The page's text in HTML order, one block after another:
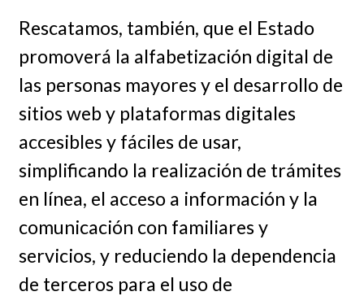
Rescatamos, también, que el Estado
promoverá la alfabetización digital de
las personas mayores y el desarrollo de
sitios web y plataformas digitales
accesibles y fáciles de usar,
simplificando la realización de trámites
en línea, el acceso a información y la
comunicación con familiares y
servicios, y reduciendo la dependencia
de terceros para el uso de